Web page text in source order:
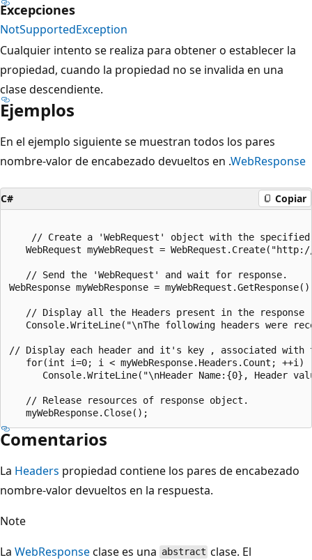
Excepciones
NotSupportedException
Cualquier intento se realiza para obtener o establecer la
propiedad, cuando la propiedad no se invalida en una
clase descendiente.
Ejemplos
En el ejemplo siguiente se muestran todos los pares
nombre-valor de encabezado devueltos en .WebResponse
C# Copiar
// Create a 'WebRequest' object with the
WebRequest myWebRequest =
   // Send the 'WebRequest' and wait for response.
WebResponse myWebResponse =
// Display all the Headers present in the response
Console.WriteLine("\nThe following headers were
// Display each header and it's key , associated with
for(int i=0; i < myWebResponse.Headers.Count;
Console.WriteLine("\nHeader Name:{0}, Header
   // Release resources of response object.
Comentarios
La Headers propiedad contiene los pares de encabezado
nombre-valor devueltos en la respuesta.
Note
La WebResponseclase es una abstract clase. El